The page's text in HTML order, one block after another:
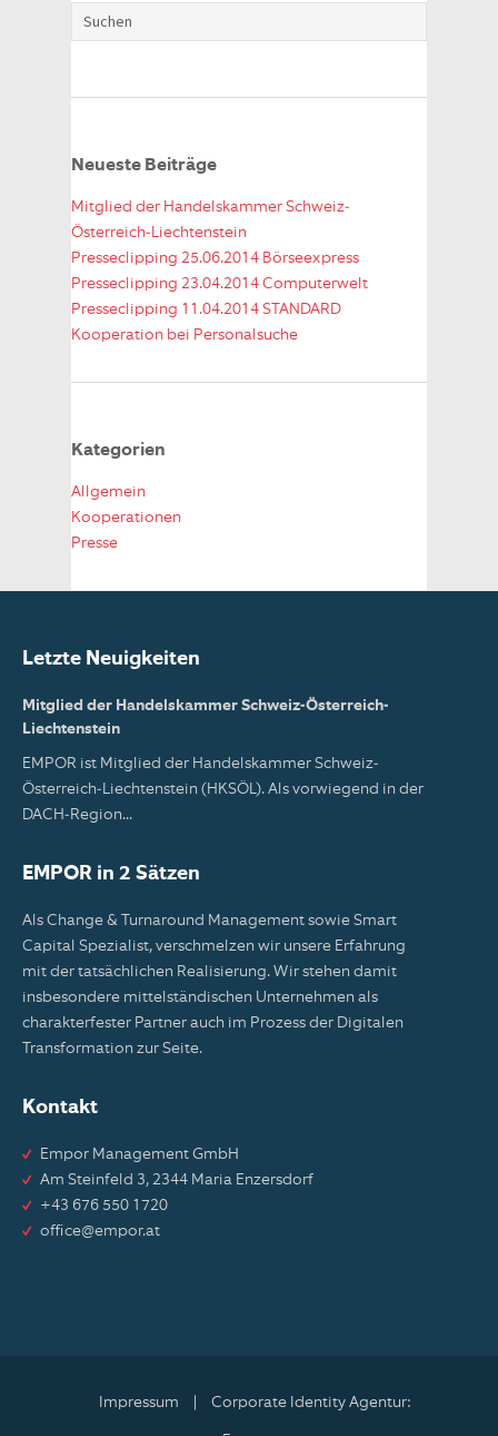
Neueste Beiträge
Mitglied der Handelskammer Schweiz-
Österreich-Liechtenstein
Presseclipping 25.06.2014 Börseexpress
Presseclipping 23.04.2014 Computerwelt
Presseclipping 11.04.2014 STANDARD
Kooperation bei Personalsuche
Kategorien
Allgemein
Kooperationen
Presse
Letzte Neuigkeiten
Mitglied der Handelskammer Schweiz-Österreich-
Liechtenstein
EMPOR ist Mitglied der Handelskammer Schweiz-
Österreich-Liechtenstein (HKSÖL). Als vorwiegend in der
DACH-Region...
EMPOR in 2 Sätzen
Als Change & Turnaround Management sowie Smart
Capital Spezialist, verschmelzen wir unsere Erfahrung
mit der tatsächlichen Realisierung. Wir stehen damit
insbesondere mittelständischen Unternehmen als
charakterfester Partner auch im Prozess der Digitalen
Transformation zur Seite.
Kontakt
Empor Management GmbH
Am Steinfeld 3, 2344 Maria Enzersdorf
+43 676 550 1720
office@empor.at
Impressum Corporate Identity Agentur: